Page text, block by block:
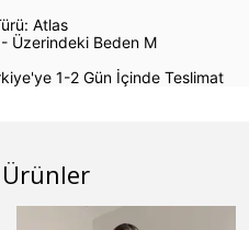
Atlas
Üzerindeki Beden M
1-2 Gün İçinde Teslimat